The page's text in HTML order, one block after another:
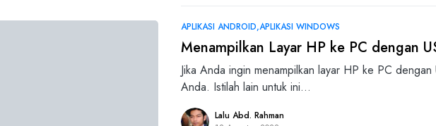
APLIKASI ANDROID APLIKASI WINDOWS
Menampilkan Layar HP ke PC dengan
Jika Anda ingin menampilkan layar HP ke PC dengan
Anda. Istilah lain untuk ini…
Lalu Abd. Rahman